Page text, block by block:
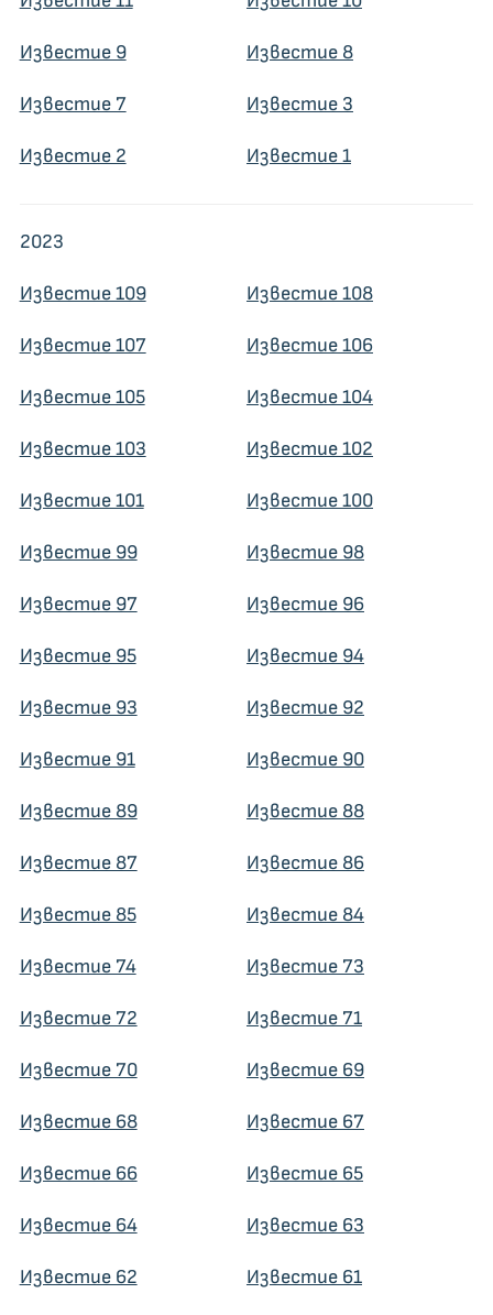
Известие 9 Известие 8
Известие 7 Известие 3
Известие 2 Известие 1
2023
Известие 109 Известие 108
Известие 107 Известие 106
Известие 105 Известие 104
Известие 103 Известие 102
Известие 101 Известие 100
Известие 99 Известие 98
Известие 97 Известие 96
Известие 95 Известие 94
Известие 93 Известие 92
Известие 91 Известие 90
Известие 89 Известие 88
Известие 87 Известие 86
Известие 85 Известие 84
Известие 74 Известие 73
Известие 72 Известие 71
Известие 70 Известие 69
Известие 68 Известие 67
Известие 66 Известие 65
Известие 64 Известие 63
Известие 62 Известие 61